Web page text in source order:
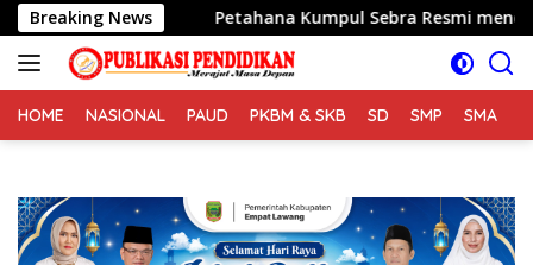
Langsung
ke
konten
Breaking NewsPetahana Kumpul Sebra Resmi mendaftarkan diri
HOME NASIONAL PAUD PKBM & SKB SD SMP SMA